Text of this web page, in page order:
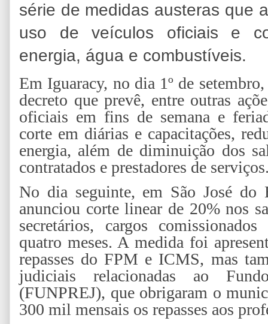
série de medidas austeras que
uso de veículos oficiais e
energia, água e combustíveis.
Em Iguaracy, no dia 1º de
decreto que prevê, entre outras
oficiais em fins de semana e
corte em diárias e capacitações,
energia, além de diminuição dos
contratados e prestadores de
No dia seguinte, em São José
anunciou corte linear de 20% nos
secretários, cargos
quatro meses. A medida foi
repasses do FPM e ICMS, mas
judiciais relacionadas ao
(FUNPREJ), que obrigaram o
300 mil mensais os repasses aos